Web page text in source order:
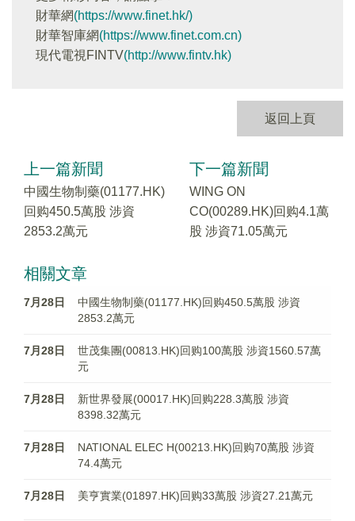
財華網(https://www.finet.hk/)
財華智庫網(https://www.finet.com.cn)
現代電視FINTV(http://www.fintv.hk)
返回上頁
上一篇新聞
中國生物制藥(01177.HK)
回购450.5萬股 涉資
2853.2萬元
下一篇新聞
WING ON
CO(00289.HK)回购4.1萬
股 涉資71.05萬元
相關文章
7月28日
中國生物制藥(01177.HK)回购450.5萬股 涉資
2853.2萬元
7月28日
世茂集團(00813.HK)回购100萬股 涉資1560.57萬
元
7月28日
新世界發展(00017.HK)回购228.3萬股 涉資
8398.32萬元
7月28日
NATIONAL ELEC H(00213.HK)回购70萬股 涉資
74.4萬元
7月28日 美亨實業(01897.HK)回购33萬股 涉資27.21萬元